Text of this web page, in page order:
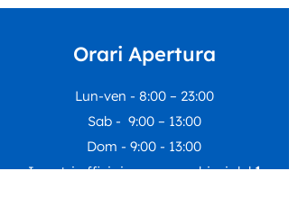
Orari Apertura
Lun-ven - 8:00 – 23:00
Sab - 9:00 – 13:00
Dom - 9:00 - 13:00
I nostri uffici rimarranno chiusi dal1